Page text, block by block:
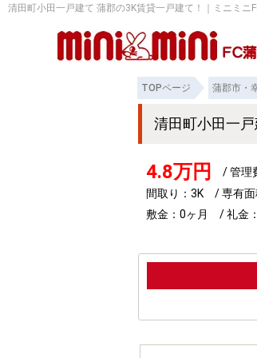
清田町小田一戸建て 蒲郡の3K賃貸一戸建て！｜ミニミニ
TOPページ 蒲郡市・
清田町小田一
4.8万円 / 管理
間取り：3K / 専有面
敷金：0ヶ月 / 礼金